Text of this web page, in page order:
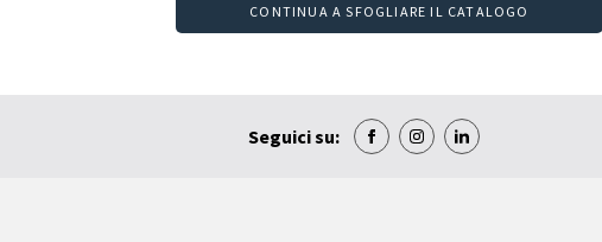
CONTINUA A SFOGLIARE IL CATALOGO
Seguici su: